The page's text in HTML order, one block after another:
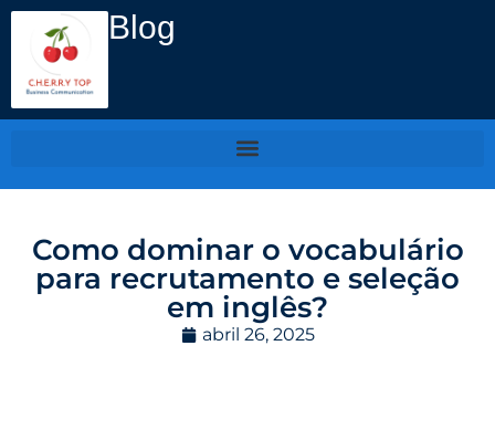
Blog
Como dominar o vocabulário
para recrutamento e seleção
em inglês?
abril 26, 2025